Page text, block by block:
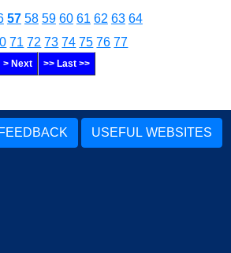
57 58 59 60 61 62 63 64
71 72 73 74 75 76 77
> Next >> Last >>
FEEDBACK USEFUL WEBSITES